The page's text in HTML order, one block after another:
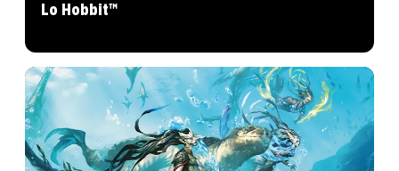
Lo Hobbit™